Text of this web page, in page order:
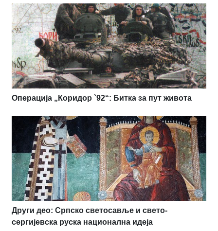
Операција „Коридор `92“: Битка за пут живота
Други део: Српско светосавље и свето-
сергијевска руска национална идеја